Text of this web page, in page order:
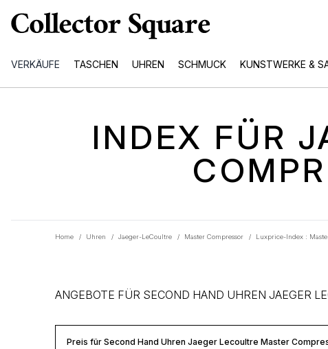
VERKÄUFE TASCHEN UHREN SCHMUCK KUNSTWERKE &
INDEX FÜR
Home / Uhren / Jaeger-LeCoultre / Master Compressor / Luxprice-Index :
ANGEBOTE FÜR SECOND HAND UHREN JAEGER
Preis für Second Hand Uhren Jaeger Lecoultre Master